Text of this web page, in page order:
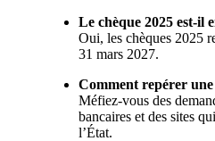
Le chèque 2025 est-il
Oui, les chèques 2025
31 mars 2027.
Comment repérer
Méfiez-vous des
bancaires et des sites
l’État.